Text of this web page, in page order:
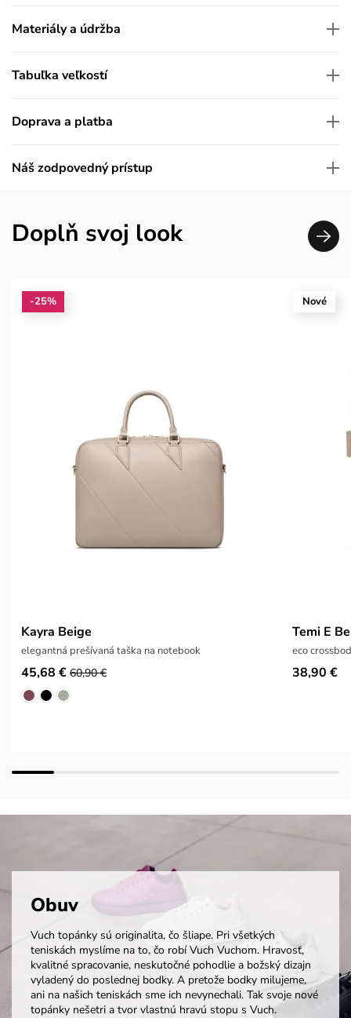
Materiály a údržba
Tabuľka veľkostí
Doprava a platba
Náš zodpovedný prístup
Doplň svoj look
-25%
Kayra Beige
elegantná prešívaná taška na notebook
45,68 € 60,90 €
Nové
Temi E
eco
38,90 €
Obuv
Vuch topánky sú originalita, čo šliape. Pri všetkých
teniskách myslíme na to, čo robí Vuch Vuchom. Hravosť,
kvalitné spracovanie, neskutočné pohodlie a božský dizajn
vyladený do poslednej bodky. A pretože bodky milujeme,
ani na našich teniskách sme ich nevynechali. Tak svoje nové
topánky nešetri a tvor vlastnú hravú stopu s Vuch.